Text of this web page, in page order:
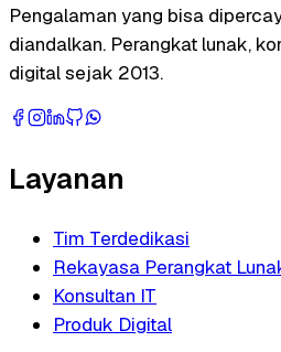
Pengalaman yang bisa
diandalkan. Perangkat lunak,
digital sejak 2013.
Layanan
Tim Terdedikasi
Rekayasa Perangkat
Konsultan IT
Produk Digital